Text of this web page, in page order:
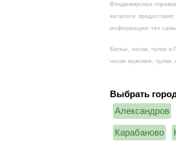
Владимирская
каталоги
информацию тех
Белье, носки, чулки
носки мужские,
Выбрать
Александров
Карабаново